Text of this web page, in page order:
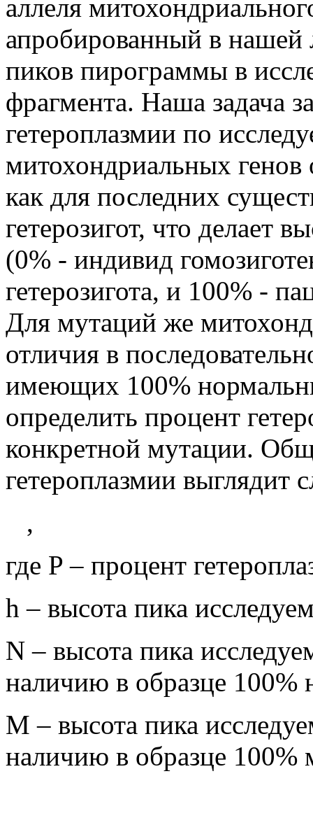
аллеля
апробированный в нашей
пиков пирограммы в
фрагмента. Наша задача
гетероплазмии по
митохондриальных генов
как для последних
гетерозигот, что делает
(0% - индивид
гетерозигота, и 100% -
Для мутаций же
отличия в
имеющих 100%
определить процент
конкретной мутации.
гетероплазмии
,
где P – процент
h – высота пика
N – высота пика
наличию в образце 100%
M – высота пика
наличию в образце 100%